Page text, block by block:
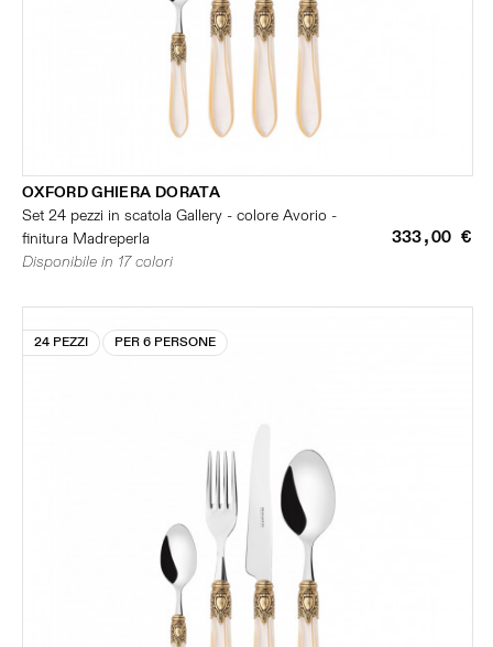
OXFORD GHIERA DORATA
Set 24 pezzi in scatola Gallery - colore Avorio -
finitura Madreperla
333,00 €
Disponibile in 17 colori
24 PEZZI PER 6 PERSONE